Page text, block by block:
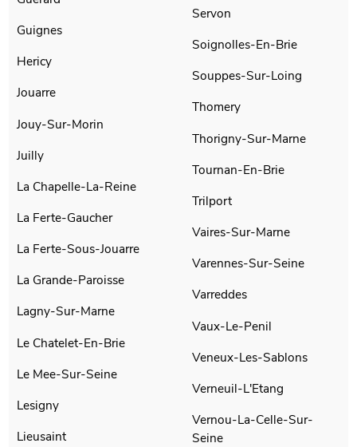
Guignes
Hericy
Jouarre
Jouy-Sur-Morin
Juilly
La Chapelle-La-Reine
La Ferte-Gaucher
La Ferte-Sous-Jouarre
La Grande-Paroisse
Lagny-Sur-Marne
Le Chatelet-En-Brie
Le Mee-Sur-Seine
Lesigny
Lieusaint
Servon
Soignolles-En-Brie
Souppes-Sur-Loing
Thomery
Thorigny-Sur-Marne
Tournan-En-Brie
Trilport
Vaires-Sur-Marne
Varennes-Sur-Seine
Varreddes
Vaux-Le-Penil
Veneux-Les-Sablons
Verneuil-L'Etang
Vernou-La-Celle-Sur-
Seine